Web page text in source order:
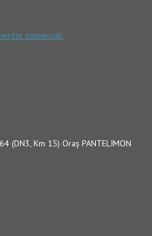
comerciali
(DN3, Km 15) Oraş PANTELIMON